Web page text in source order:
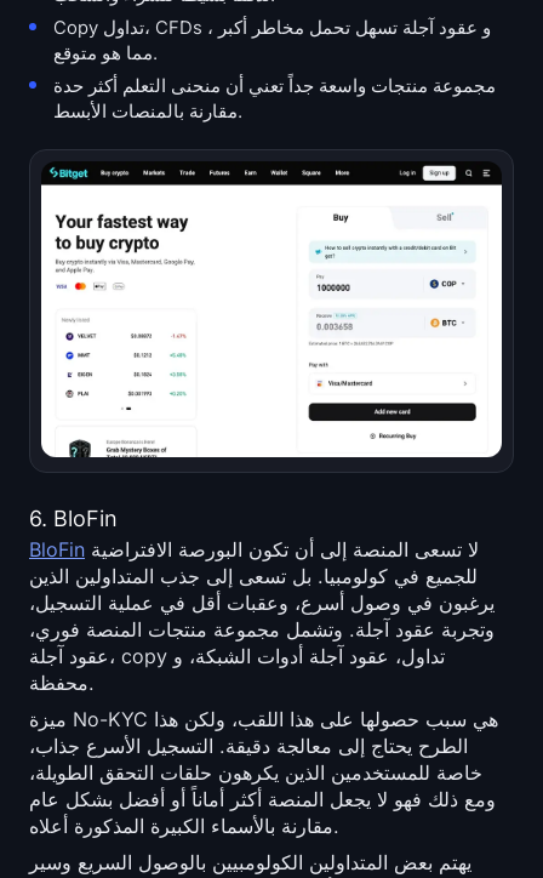
Copy تداول، CFDs ، و عقود آجلة تسهل تحمل مخاطر أكبر
مما هو متوقع.
مجموعة منتجات واسعة جداً تعني أن منحنى التعلم أكثر حدة
مقارنة بالمنصات الأبسط.
6. BloFin
BloFin
للجميع في كولومبيا. بل تسعى إلى جذب المتداولين الذين
يرغبون في وصول أسرع، وعقبات أقل في عملية التسجيل،
وتجربة عقود آجلة. وتشمل مجموعة منتجات المنصة فوري،
عقود آجلة، copy تداول، عقود آجلة أدوات الشبكة، و
محفظة.
ميزة No-KYC هي سبب حصولها على هذا اللقب، ولكن هذا
الطرح يحتاج إلى معالجة دقيقة. التسجيل الأسرع جذاب،
خاصة للمستخدمين الذين يكرهون حلقات التحقق الطويلة،
ومع ذلك فهو لا يجعل المنصة أكثر أماناً أو أفضل بشكل عام
مقارنة بالأسماء الكبيرة المذكورة أعلاه.
يهتم بعض المتداولين الكولومبيين بالوصول السريع وسير